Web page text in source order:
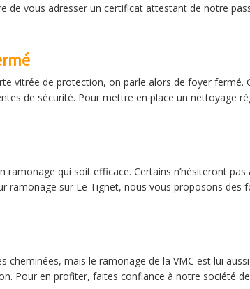
de vous adresser un certificat attestant de notre
vitrée de protection, on parle alors de foyer fermé.
de sécurité. Pour mettre en place un nettoyage
ramonage qui soit efficace. Certains n’hésiteront
ramonage sur Le Tignet, nous vous proposons des
cheminées, mais le ramonage de la VMC est lui
Pour en profiter, faites confiance à notre société